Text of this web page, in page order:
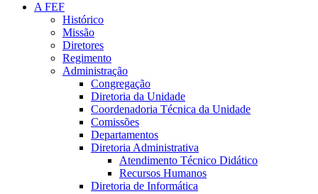
A FEF
Histórico
Missão
Diretores
Regimento
Administração
Congregação
Diretoria da Unidade
Coordenadoria Técnica da Unidade
Comissões
Departamentos
Diretoria Administrativa
Atendimento Técnico Didático
Recursos Humanos
Diretoria de Informática